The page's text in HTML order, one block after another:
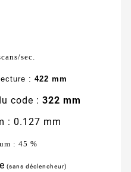
sec.
: 422 mm
code : 322 mm
: 0.127 mm
: 45 %
(sans déclencheur)